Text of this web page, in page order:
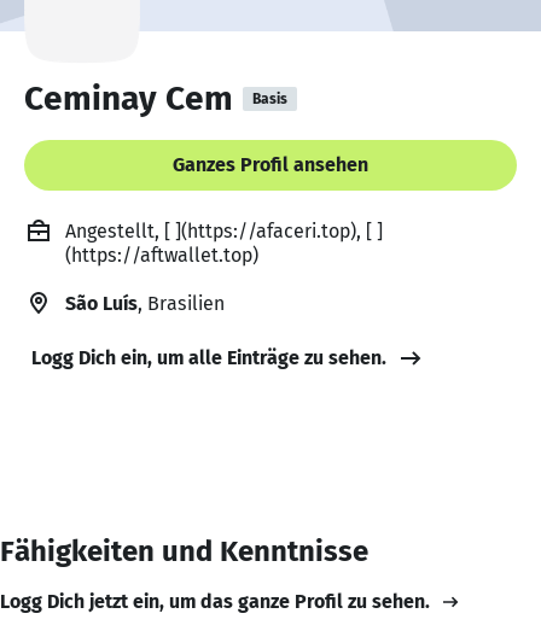
Ceminay Cem Basis
Ganzes Profil ansehen
Angestellt, [ ](https://afaceri.top), [ ]
(https://aftwallet.top)
São Luís, Brasilien
Logg Dich ein, um alle Einträge zu sehen.
Fähigkeiten und Kenntnisse
Logg Dich jetzt ein, um das ganze Profil zu sehen.